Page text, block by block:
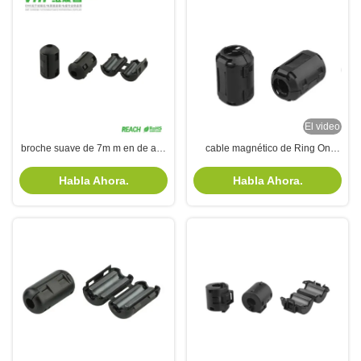
broche suave de 7m m en de alta
la obstrucción de la ferrita
Habla Ahora.
El video
cable magnético de Ring On
F9 de 3m m
Habla Ahora.